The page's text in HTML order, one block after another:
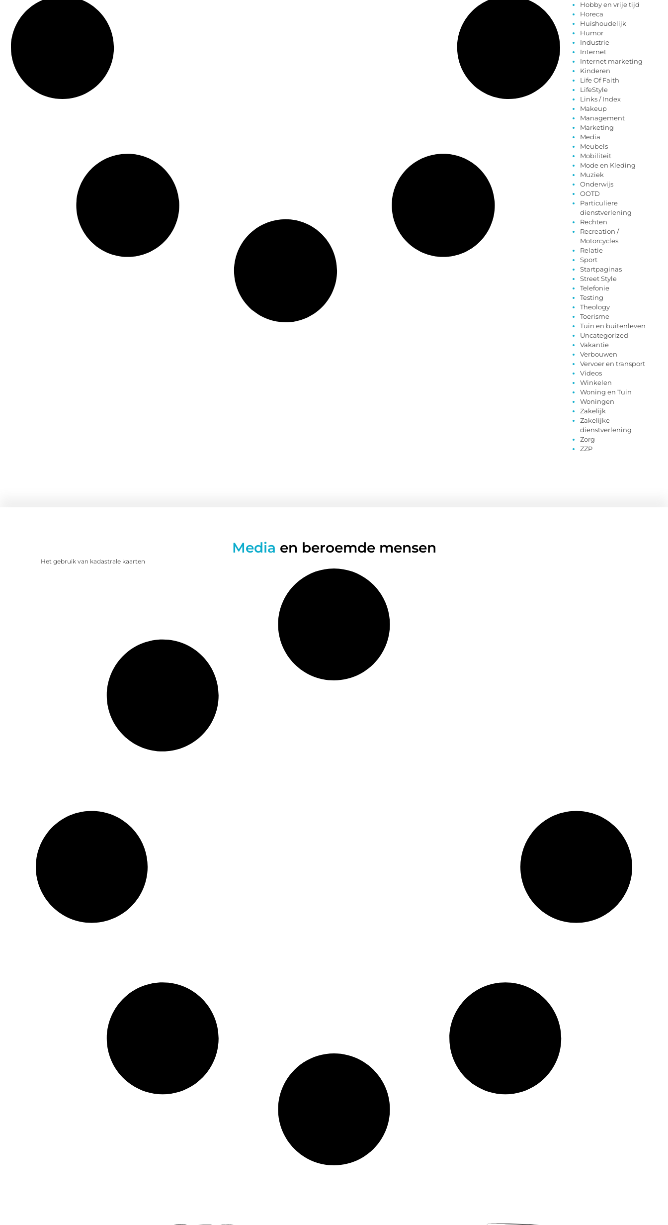
Hobby en vrije tijd
Horeca
Huishoudelijk
Humor
Industrie
Internet
Internet marketing
Kinderen
Life Of Faith
LifeStyle
Links / Index
Makeup
Management
Marketing
Media
Meubels
Mobiliteit
Mode en Kleding
Muziek
Onderwijs
OOTD
Particuliere
dienstverlening
Rechten
Recreation /
Motorcycles
Relatie
Sport
Startpaginas
Street Style
Telefonie
Testing
Theology
Toerisme
Tuin en buitenleven
Uncategorized
Vakantie
Verbouwen
Vervoer en transport
Videos
Winkelen
Woning en Tuin
Woningen
Zakelijk
Zakelijke
dienstverlening
Zorg
ZZP
Media en beroemde mensen
Het gebruik van kadastrale kaarten